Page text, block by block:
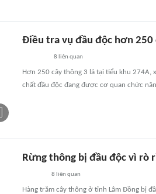
Điều tra vụ đầu độc hơn 250
8 liên quan
Hơn 250 cây thông 3 lá tại tiểu khu 274A,
chất đầu độc đang được cơ quan chức
Rừng thông bị đầu độc vì rò
8 liên quan
Hàng trăm cây thông ở tỉnh Lâm Đồng bị